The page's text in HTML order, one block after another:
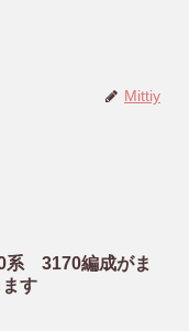
Mittiy
系 3170編成がま
す